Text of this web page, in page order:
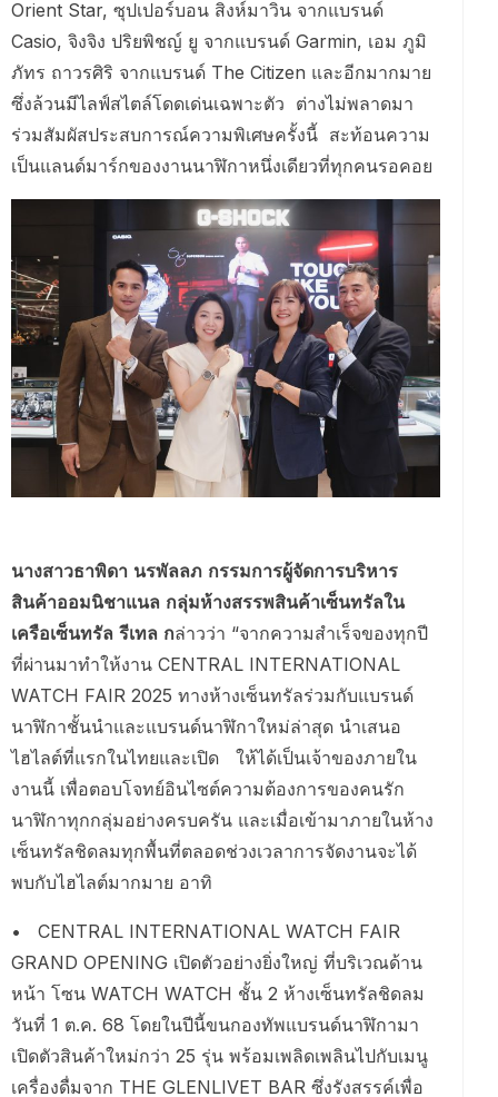
Orient Star, ซุปเปอร์บอน สิงห์มาวิน จากแบรนด์
Casio, จิงจิง ปริยพิชญ์ ยู จากแบรนด์ Garmin, เอม ภูมิ
ภัทร ถาวรศิริ จากแบรนด์ The Citizen และอีกมากมาย
ซึ่งล้วนมีไลฟ์สไตล์โดดเด่นเฉพาะตัว ต่างไม่พลาดมา
ร่วมสัมผัสประสบการณ์ความพิเศษครั้งนี้ สะท้อนความ
เป็นแลนด์มาร์กของงานนาฬิกาหนึ่งเดียวที่ทุกคนรอคอย
นางสาวธาพิดา นรพัลลภ กรรมการผู้จัดการบริหาร
สินค้าออมนิชาแนล กลุ่มห้างสรรพสินค้าเซ็นทรัลใน
เครือเซ็นทรัล รีเทล กล่าวว่า “จากความสำเร็จของทุกปี
ที่ผ่านมาทำให้งาน CENTRAL INTERNATIONAL
WATCH FAIR 2025 ทางห้างเซ็นทรัลร่วมกับแบรนด์
นาฬิกาชั้นนำและแบรนด์นาฬิกาใหม่ล่าสุด นำเสนอ
ไฮไลต์ที่แรกในไทยและเปิด ให้ได้เป็นเจ้าของภายใน
งานนี้ เพื่อตอบโจทย์อินไซต์ความต้องการของคนรัก
นาฬิกาทุกกลุ่มอย่างครบครัน และเมื่อเข้ามาภายในห้าง
เซ็นทรัลชิดลมทุกพื้นที่ตลอดช่วงเวลาการจัดงานจะได้
พบกับไฮไลต์มากมาย อาทิ
• CENTRAL INTERNATIONAL WATCH FAIR
GRAND OPENING เปิดตัวอย่างยิ่งใหญ่ ที่บริเวณด้าน
หน้า โซน WATCH WATCH ชั้น 2 ห้างเซ็นทรัลชิดลม
วันที่ 1 ต.ค. 68 โดยในปีนี้ขนกองทัพแบรนด์นาฬิกามา
เปิดตัวสินค้าใหม่กว่า 25 รุ่น พร้อมเพลิดเพลินไปกับเมนู
เครื่องดื่มจาก THE GLENLIVET BAR ซึ่งรังสรรค์เพื่อ